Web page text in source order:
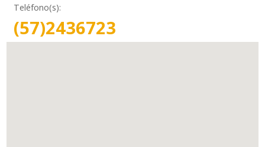
Teléfono(s):
(57)2436723